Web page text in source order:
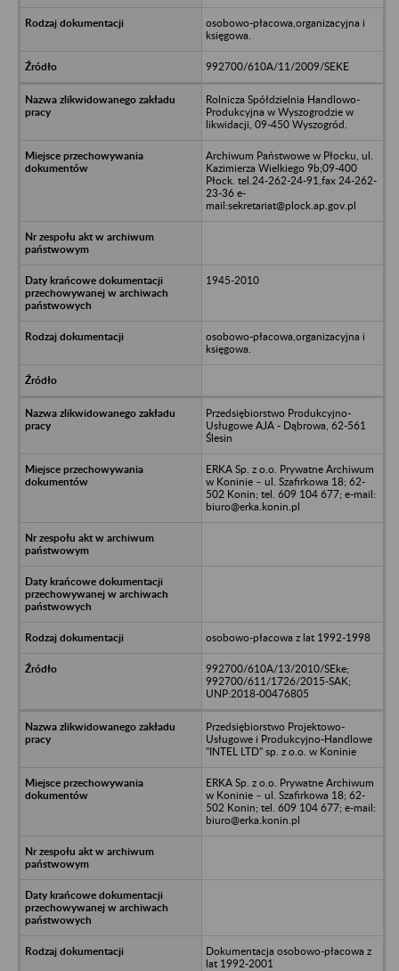
osobowo-płacowa,organizacyjna i
księgowa.
992700/610A/11/2009/SEKE
Rolnicza Spółdzielnia Handlowo-
Produkcyjna w Wyszogrodzie w
likwidacji, 09-450 Wyszogród.
Archiwum Państwowe w Płocku, ul.
Kazimierza Wielkiego 9b;09-400
Płock. tel.24-262-24-91,fax 24-262-
23-36 e-
mail:sekretariat@plock.ap.gov.pl
1945-2010
osobowo-płacowa,organizacyjna i
księgowa.
Przedsiębiorstwo Produkcyjno-
Usługowe AJA - Dąbrowa, 62-561
Ślesin
ERKA Sp. z o.o. Prywatne Archiwum
w Koninie – ul. Szafirkowa 18; 62-
502 Konin; tel. 609 104 677; e-mail:
biuro@erka.konin.pl
osobowo-płacowa z lat 1992-1998
992700/610A/13/2010/SEke;
992700/611/1726/2015-SAK;
UNP:2018-00476805
Przedsiębiorstwo Projektowo-
Usługowe i Produkcyjno-Handlowe
"INTEL LTD" sp. z o.o. w Koninie
ERKA Sp. z o.o. Prywatne Archiwum
w Koninie – ul. Szafirkowa 18; 62-
502 Konin; tel. 609 104 677; e-mail:
biuro@erka.konin.pl
Dokumentacja osobowo-płacowa z
lat 1992-2001